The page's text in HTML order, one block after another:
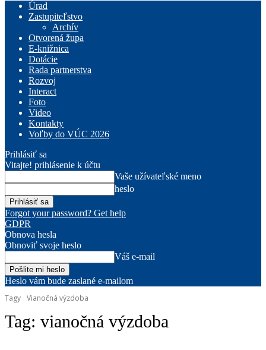
Úrad
Zastupiteľstvo
Archív
Otvorená župa
E-knižnica
Dotácie
Rada partnerstva
Rozvoj
Interact
Foto
Video
Kontakty
Voľby do VÚC 2026
Prihlásiť sa
Vitajte! prihlásenie k účtu
Vaše užívateľské meno
heslo
Forgot your password? Get help
GDPR
Obnova hesla
Obnoviť svoje heslo
Váš e-mail
Heslo vám bude zaslané e-mailom
Tagy Vianočná výzdoba
Tag: vianočná výzdoba